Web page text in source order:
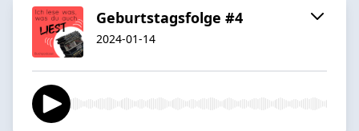
Geburtstagsfolge #4
2024-01-14